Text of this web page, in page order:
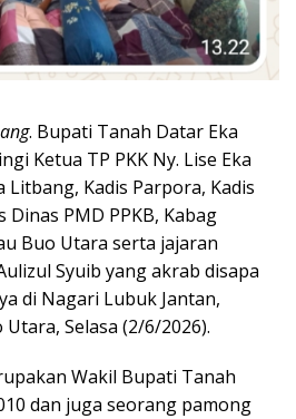
. Bupati Tanah Datar Eka
Ketua TP PKK Ny. Lise Eka
Litbang, Kadis Parpora, Kadis
Dinas PMD PPKB, Kabag
Buo Utara serta jajaran
Syuib yang akrab disapa
di Nagari Lubuk Jantan,
Selasa (2/6/2026).
Wakil Bupati Tanah
dan juga seorang pamong